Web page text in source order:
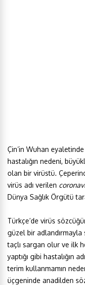
Çin’in Wuhan
hastalığın nedeni,
olan bir virüstü.
virüs adı verilen
Dünya Sağlık Örgütü
Türkçe’de virüs
güzel bir adlandırmayla
taçlı sargan olur ve ilk
yaptığı gibi hastalığın
terim kullanmamın
üçgeninde anadilden